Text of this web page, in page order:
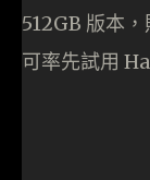
512GB 版本
可率先試用